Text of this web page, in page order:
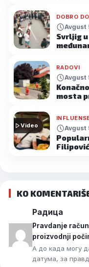
DOBRO
Avgust
Svrljig
RADOVI
Avgust
mosta
Video Avgust
KO
Радица
Pravdanje
proizvodnji
А до када могу
датума, за